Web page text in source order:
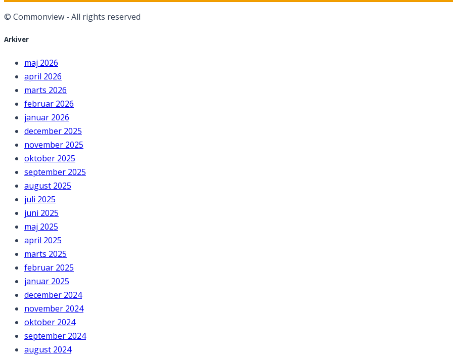
© Commonview - All rights reserved
Arkiver
maj 2026
april 2026
marts 2026
februar 2026
januar 2026
december 2025
november 2025
oktober 2025
september 2025
august 2025
juli 2025
juni 2025
maj 2025
april 2025
marts 2025
februar 2025
januar 2025
december 2024
november 2024
oktober 2024
september 2024
august 2024